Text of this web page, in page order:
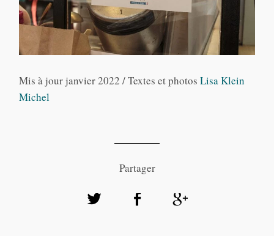
Mis à jour janvier 2022 / Textes et photos Lisa Klein
Michel
Partager